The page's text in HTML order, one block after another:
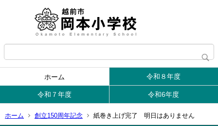
ホーム 令和８年度
令和７年度 令和6年度
ホーム 創立150周年記念 紙巻き上げ完了 明日はありません